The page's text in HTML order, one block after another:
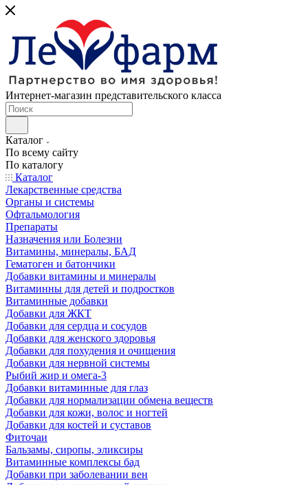
Интернет-магазин представительского класса
Каталог
По всему сайту
По каталогу
Каталог
Лекарственные средства
Органы и системы
Офтальмология
Препараты
Назначения или Болезни
Витамины, минералы, БАД
Гематоген и батончики
Добавки витамины и минералы
Витаминны для детей и подростков
Витаминные добавки
Добавки для ЖКТ
Добавки для сердца и сосудов
Добавки для женского здоровья
Добавки для похудения и очищения
Добавки для нервной системы
Рыбий жир и омега-3
Добавки витаминные для глаз
Добавки для нормализации обмена веществ
Добавки для кожи, волос и ногтей
Добавки для костей и суставов
Фиточаи
Бальзамы, сиропы, эликсиры
Витаминные комплексы бад
Добавки при заболевании вен